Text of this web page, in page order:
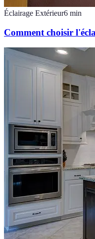
Éclairage Extérieur6 min
Comment choisir